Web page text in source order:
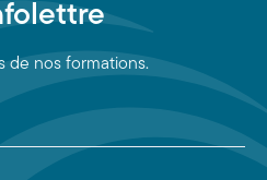
de nos formations.